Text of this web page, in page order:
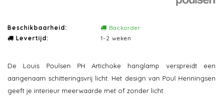
Beschikbaarheid:
Backorder
Levertijd:
1-2 weken
De Louis Poulsen PH Artichoke hanglamp verspreidt een
aangenaam schitteringsvrij licht. Het design van Poul Henningsen
geeft je interieur meerwaarde met of zonder licht.